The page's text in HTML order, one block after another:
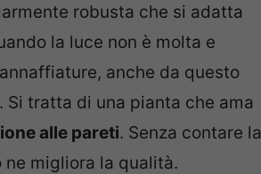
robusta che si adatta
la luce non è molta e
anche da questo
tratta di una pianta che ama
alle pareti. Senza contare la
ne migliora la qualità.